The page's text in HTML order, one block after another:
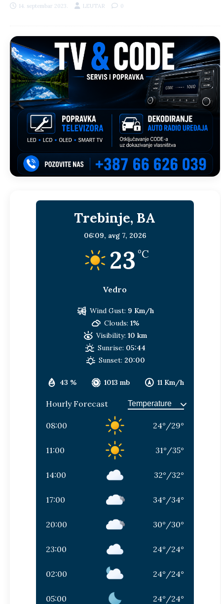
14. septembar 2023. LEUTAR 0
Trebinje, BA
06:09, avg 7, 2026
23 °C
Vedro
43 % 1013 mb 11 Km/h
Wind Gust: 9 Km/h
Clouds: 1%
Visibility: 10 km
Sunrise: 05:44
Sunset: 20:00
Hourly Forecast
08:00 24° /29°
11:00 31° /35°
14:00 32° /32°
17:00 34° /34°
20:00 30° /30°
23:00 24° /24°
02:00 24° /24°
05:00 24° /24°